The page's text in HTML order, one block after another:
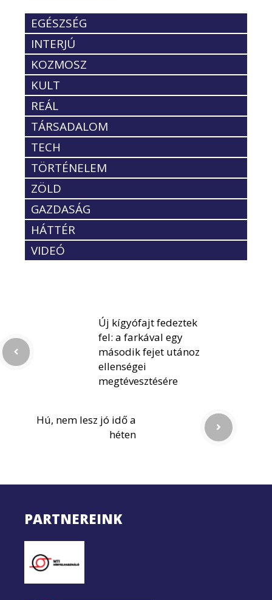
EGÉSZSÉG
INTERJÚ
KOZMOSZ
KULT
REÁL
TÁRSADALOM
TECH
TÖRTÉNELEM
ZÖLD
GAZDASÁG
HÁTTÉR
VIDEÓ
Új kígyófajt fedeztek
fel: a farkával egy
második fejet utánoz
ellenségei
megtévesztésére
Hú, nem lesz jó idő a
héten
PARTNEREINK